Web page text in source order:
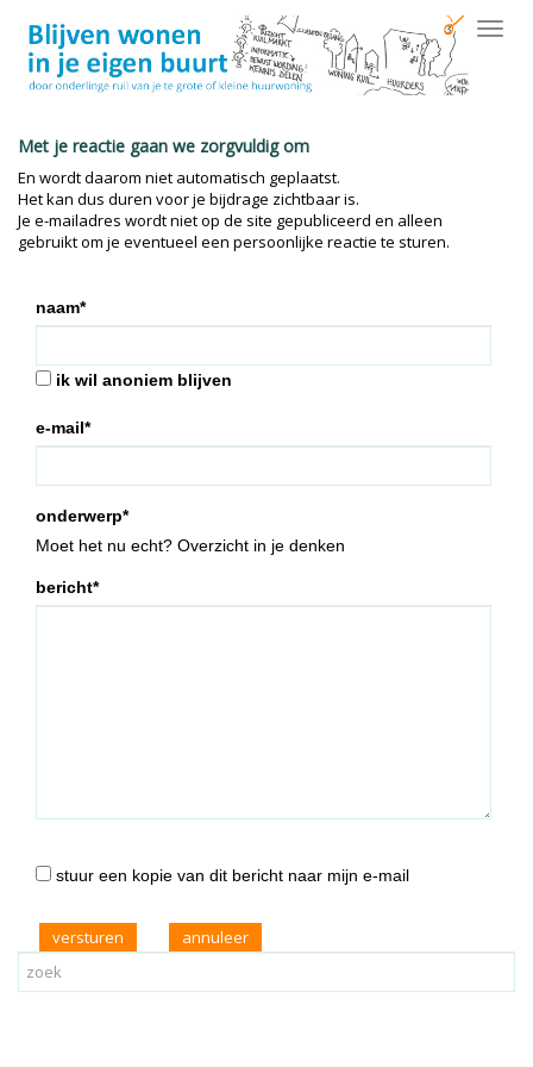
Met je reactie gaan we zorgvuldig om
En wordt daarom niet automatisch geplaatst.
Het kan dus duren voor je bijdrage zichtbaar is.
Je e-mailadres wordt niet op de site gepubliceerd en alleen
gebruikt om je eventueel een persoonlijke reactie te sturen.
naam*
ik wil anoniem blijven
e-mail*
onderwerp*
Moet het nu echt? Overzicht in je denken
bericht*
stuur een kopie van dit bericht naar mijn e-mail
versturen